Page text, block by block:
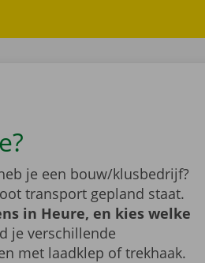
je een bouw/klusbedrijf?
transport gepland staat.
in Heure, en kies welke
je verschillende
met laadklep of trekhaak.